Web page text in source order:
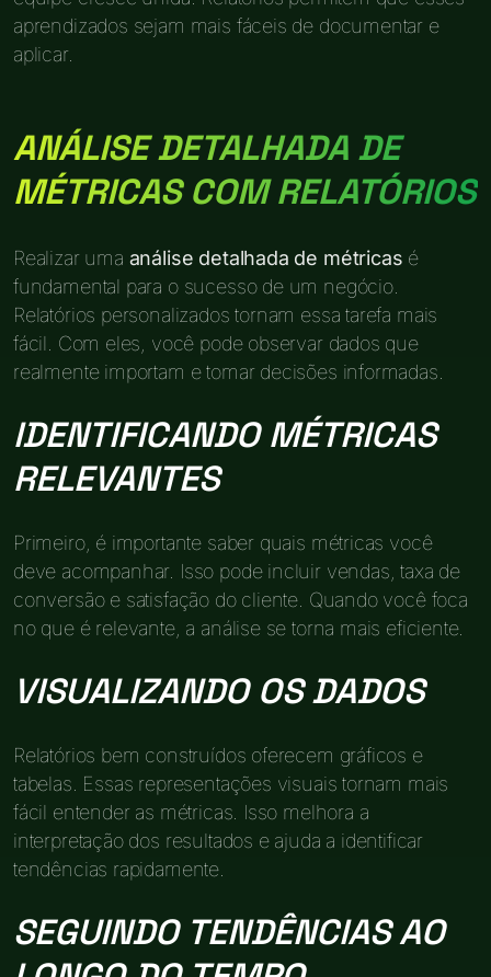
aprendizados sejam mais fáceis de documentar e
aplicar.
ANÁLISE DETALHADA DE
MÉTRICAS COM RELATÓRIOS
Realizar uma análise detalhada de métricas é
fundamental para o sucesso de um negócio.
Relatórios personalizados tornam essa tarefa mais
fácil. Com eles, você pode observar dados que
realmente importam e tomar decisões informadas.
IDENTIFICANDO MÉTRICAS
RELEVANTES
Primeiro, é importante saber quais métricas você
deve acompanhar. Isso pode incluir vendas, taxa de
conversão e satisfação do cliente. Quando você foca
no que é relevante, a análise se torna mais eficiente.
VISUALIZANDO OS DADOS
Relatórios bem construídos oferecem gráficos e
tabelas. Essas representações visuais tornam mais
fácil entender as métricas. Isso melhora a
interpretação dos resultados e ajuda a identificar
tendências rapidamente.
SEGUINDO TENDÊNCIAS AO